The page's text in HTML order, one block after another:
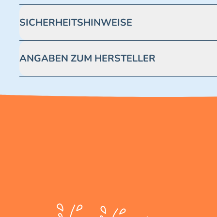
SICHERHEITSHINWEISE
ANGABEN ZUM HERSTELLER